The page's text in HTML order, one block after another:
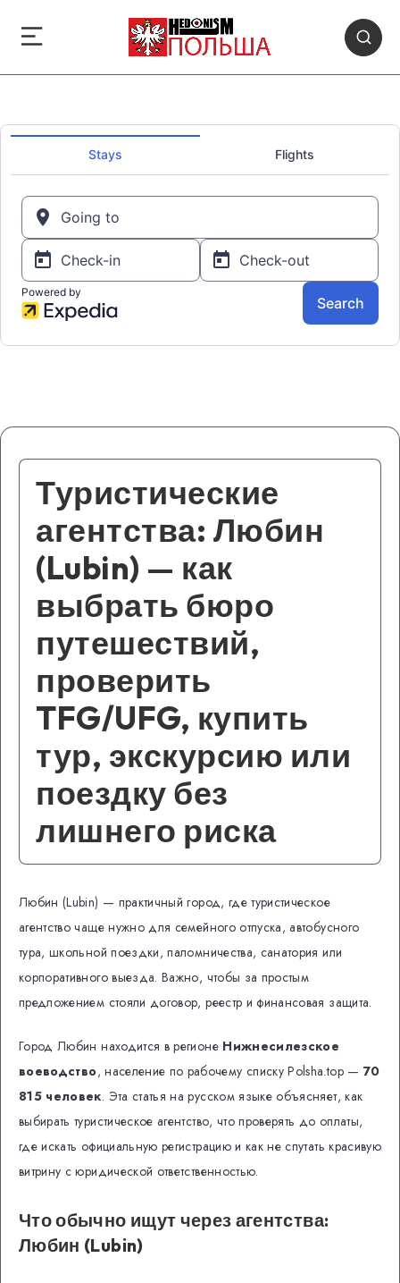
Туристические
агентства: Любин
(Lubin) — как
выбрать бюро
путешествий,
проверить
TFG/UFG, купить
тур, экскурсию или
поездку без
лишнего риска
Любин (Lubin) — практичный город, где туристическое
агентство чаще нужно для семейного отпуска, автобусного
тура, школьной поездки, паломничества, санатория или
корпоративного выезда. Важно, чтобы за простым
предложением стояли договор, реестр и финансовая защита.
Город Любин находится в регионе Нижнесилезское
воеводство, население по рабочему списку Polsha.top — 70
815 человек. Эта статья на русском языке объясняет, как
выбирать туристическое агентство, что проверять до оплаты,
где искать официальную регистрацию и как не спутать красивую
витрину с юридической ответственностью.
Что обычно ищут через агентства:
Любин (Lubin)